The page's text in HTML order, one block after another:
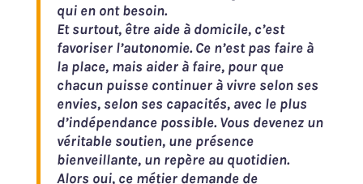
qui en ont besoin.
Et surtout, être aide à domicile, c’est
favoriser l’autonomie. Ce n’est pas faire à
la place, mais aider à faire, pour que
chacun puisse continuer à vivre selon ses
envies, selon ses capacités, avec le plus
d’indépendance possible. Vous devenez un
véritable soutien, une présence
bienveillante, un repère au quotidien.
Alors oui, ce métier demande de